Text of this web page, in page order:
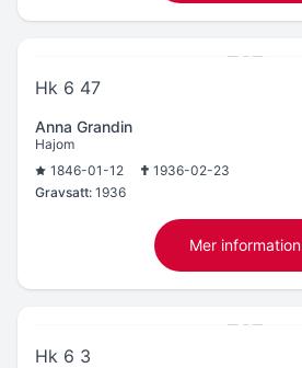
Hk 6 47
Anna Grandin
Hajom
1846-01-12
1936-02-23
Gravsatt: 1936
Mer information
Hk 6 3